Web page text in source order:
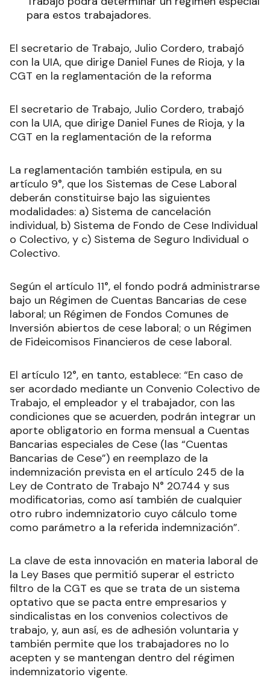
para estos trabajadores.
El secretario de Trabajo, Julio Cordero, trabajó
con la UIA, que dirige Daniel Funes de Rioja, y la
CGT en la reglamentación de la reforma
El secretario de Trabajo, Julio Cordero, trabajó
con la UIA, que dirige Daniel Funes de Rioja, y la
CGT en la reglamentación de la reforma
La reglamentación también estipula, en su
artículo 9°, que los Sistemas de Cese Laboral
deberán constituirse bajo las siguientes
modalidades: a) Sistema de cancelación
individual, b) Sistema de Fondo de Cese Individual
o Colectivo, y c) Sistema de Seguro Individual o
Colectivo.
Según el artículo 11°, el fondo podrá administrarse
bajo un Régimen de Cuentas Bancarias de cese
laboral; un Régimen de Fondos Comunes de
Inversión abiertos de cese laboral; o un Régimen
de Fideicomisos Financieros de cese laboral.
El artículo 12°, en tanto, establece: “En caso de
ser acordado mediante un Convenio Colectivo de
Trabajo, el empleador y el trabajador, con las
condiciones que se acuerden, podrán integrar un
aporte obligatorio en forma mensual a Cuentas
Bancarias especiales de Cese (las “Cuentas
Bancarias de Cese”) en reemplazo de la
indemnización prevista en el artículo 245 de la
Ley de Contrato de Trabajo N° 20.744 y sus
modificatorias, como así también de cualquier
otro rubro indemnizatorio cuyo cálculo tome
como parámetro a la referida indemnización”.
La clave de esta innovación en materia laboral de
la Ley Bases que permitió superar el estricto
filtro de la CGT es que se trata de un sistema
optativo que se pacta entre empresarios y
sindicalistas en los convenios colectivos de
trabajo, y, aun así, es de adhesión voluntaria y
también permite que los trabajadores no lo
acepten y se mantengan dentro del régimen
indemnizatorio vigente.